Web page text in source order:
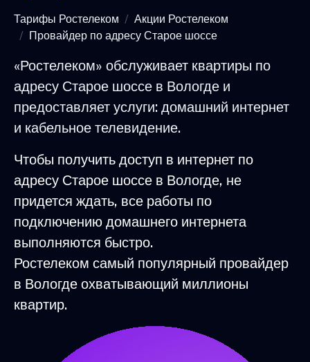
Тарифы Ростелеком
Акции Ростелеком
Провайдер по адресу Старое шоссе
«Ростелеком» обслуживает квартиры по
адресу Старое шоссе в Вологде и
предоставляет услуги: домашний интернет
и кабельное телевидение.
Чтобы получить доступ в интернет по
адресу Старое шоссе в Вологде, не
придется ждать, все работы по
подключению домашнего интернета
выполняются быстро.
Ростелеком самый популярный провайдер
в Вологде охватывающий миллионы
квартир.